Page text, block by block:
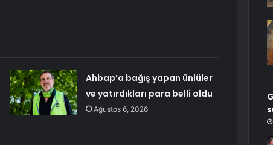
Ahbap’a bağış yapan ünlüler
ve yatırdıkları para belli oldu
Ağustos 6, 2026